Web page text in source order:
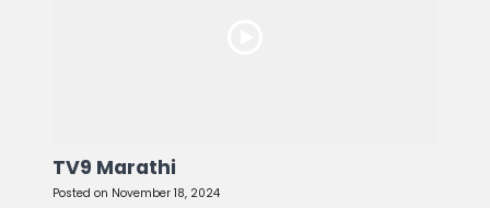
TV9 Marathi
Posted on November 18, 2024